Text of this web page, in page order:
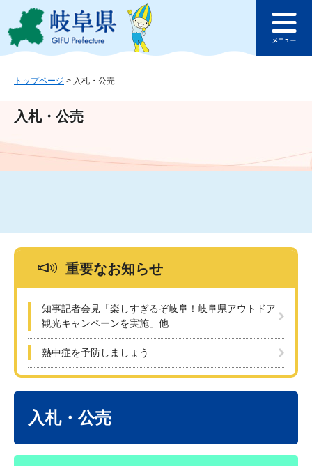
ジ
ュ
文
このページの本文へ
ュ
トップページ > 入札・公売
入札・公売
重要なお知らせ
知事記者会見「楽しすぎるぞ岐阜！岐阜県アウトドア
観光キャンペーンを実施」他
熱中症を予防しましょう
入札・公売